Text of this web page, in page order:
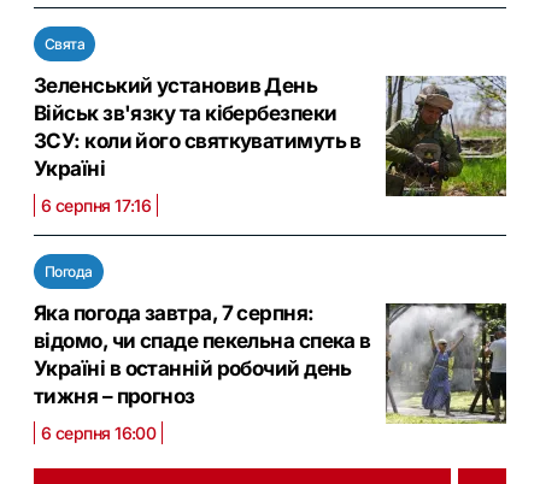
Свята
Зеленський установив День
Військ зв'язку та кібербезпеки
ЗСУ: коли його святкуватимуть в
Україні
6 серпня 17:16
Погода
Яка погода завтра, 7 серпня:
відомо, чи спаде пекельна спека в
Україні в останній робочий день
тижня – прогноз
6 серпня 16:00